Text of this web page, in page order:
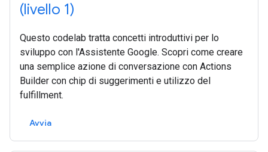
(livello 1)
Questo codelab tratta concetti introduttivi per lo
sviluppo con l'Assistente Google. Scopri come creare
una semplice azione di conversazione con Actions
Builder con chip di suggerimenti e utilizzo del
fulfillment.
Avvia